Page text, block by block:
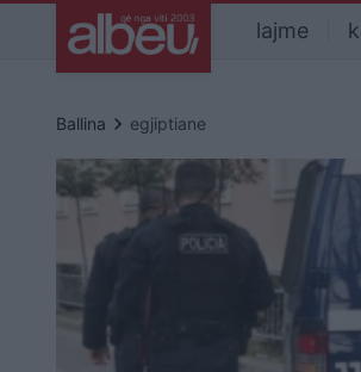
lajme
Ballina keyboard_arrow_right egjiptiane